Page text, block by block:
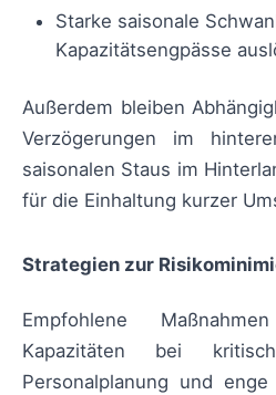
Starke saisonale
Kapazitätsengpässe
Außerdem bleiben
Verzögerungen im
saisonalen Staus im
für die Einhaltung kurzer
Strategien zur
Empfohlene
Kapazitäten bei
Personalplanung und